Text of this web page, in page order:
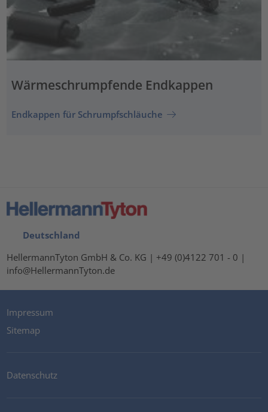
Wärmeschrumpfende Endkappen
Endkappen für Schrumpfschläuche
Deutschland
HellermannTyton GmbH & Co. KG | +49 (0)4122 701 - 0 |
info@HellermannTyton.de
Impressum
Sitemap
Datenschutz